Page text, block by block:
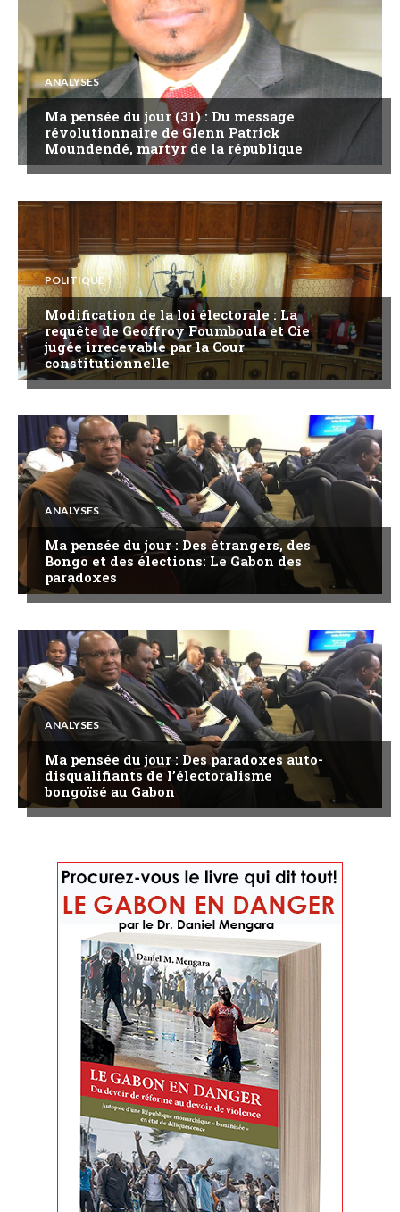
ANALYSES
Ma pensée du jour (31) : Du message
révolutionnaire de Glenn Patrick
Moundendé, martyr de la république
POLITIQUE
Modification de la loi électorale : La
requête de Geoffroy Foumboula et Cie
jugée irrecevable par la Cour
constitutionnelle
ANALYSES
Ma pensée du jour : Des étrangers, des
Bongo et des élections: Le Gabon des
paradoxes
ANALYSES
Ma pensée du jour : Des paradoxes auto-
disqualifiants de l’électoralisme
bongoïsé au Gabon